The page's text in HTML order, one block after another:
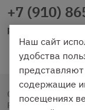
+7 (910)
Copyright © 2020 -
Разработка и
Наш сайт
удобства
содержащие
посещениях